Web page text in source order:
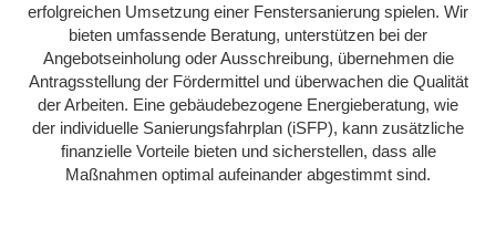
erfolgreichen Umsetzung einer Fenstersanierung spielen. Wir
bieten umfassende Beratung, unterstützen bei der
Angebotseinholung oder Ausschreibung, übernehmen die
Antragsstellung der Fördermittel und überwachen die Qualität
der Arbeiten. Eine gebäudebezogene Energieberatung, wie
der individuelle Sanierungsfahrplan (iSFP), kann zusätzliche
finanzielle Vorteile bieten und sicherstellen, dass alle
Maßnahmen optimal aufeinander abgestimmt sind.